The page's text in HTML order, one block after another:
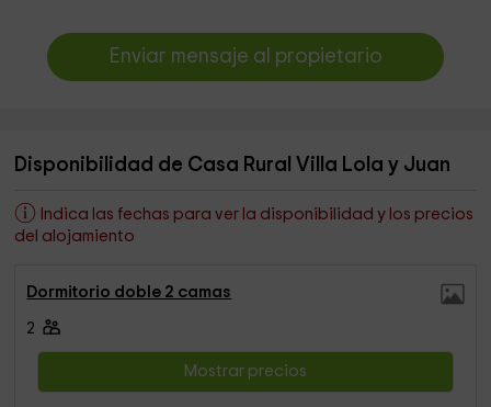
Enviar mensaje al propietario
Disponibilidad de Casa Rural Villa Lola y Juan
Indica las fechas para ver la disponibilidad y los precios
del alojamiento
Dormitorio doble 2 camas
2
Mostrar precios